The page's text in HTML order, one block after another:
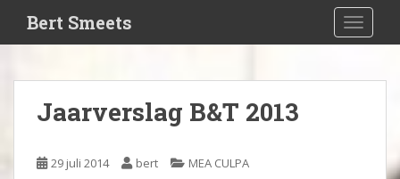
i
Bert Smeets
Jaarverslag B&T 2013
29 juli 2014 bert MEA CULPA